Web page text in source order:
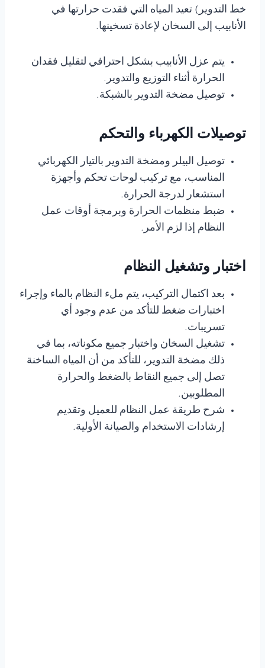
خط التدوير) تعيد المياه التي فقدت حرارتها في
الأنابيب إلى السخان لإعادة تسخينها.
يتم عزل الأنابيب بشكل احترافي لتقليل فقدان
الحرارة أثناء التوزيع والتدوير.
توصيل مضخة التدوير بالشبكة.
توصيلات الكهرباء والتحكم
توصيل البيلر ومضخة التدوير بالتيار الكهربائي
المناسب، مع تركيب لوحات تحكم وأجهزة
استشعار لدرجة الحرارة.
ضبط منظمات الحرارة وبرمجة أوقات عمل
النظام إذا لزم الأمر.
اختبار وتشغيل النظام
بعد اكتمال التركيب، يتم ملء النظام بالماء وإجراء
اختبارات ضغط للتأكد من عدم وجود أي
تسريبات.
تشغيل السخان واختبار جميع مكوناته، بما في
ذلك مضخة التدوير، للتأكد من أن المياه الساخنة
تصل إلى جميع النقاط بالضغط والحرارة
المطلوبين.
شرح طريقة عمل النظام للعميل وتقديم
إرشادات الاستخدام والصيانة الأولية.